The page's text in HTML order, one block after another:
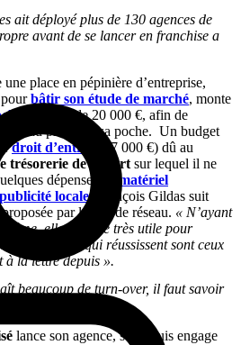
ait déployé plus de 130 agences de
avant de se lancer en franchise a
place en pépinière d’entreprise,
bâtir son étude de marché, monte
un prêt
de 20 000 €, afin de
au projet de sa poche. Un budget
droit d’entrée
(27 000 €) dû au
trésorerie de départ sur lequel il ne
dépenses en
matériel
locale. François Gildas suit
proposée par la tête de réseau. « N’ayant
elle m’a été très utile pour
Ceux qui réussissent sont ceux
à la lettre depuis ».
beaucoup de turn-over, il faut savoir
»
lance son agence, seul. Puis engage